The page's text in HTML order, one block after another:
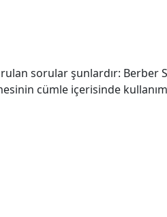
sorular şunlardır: Berber
cümle içerisinde